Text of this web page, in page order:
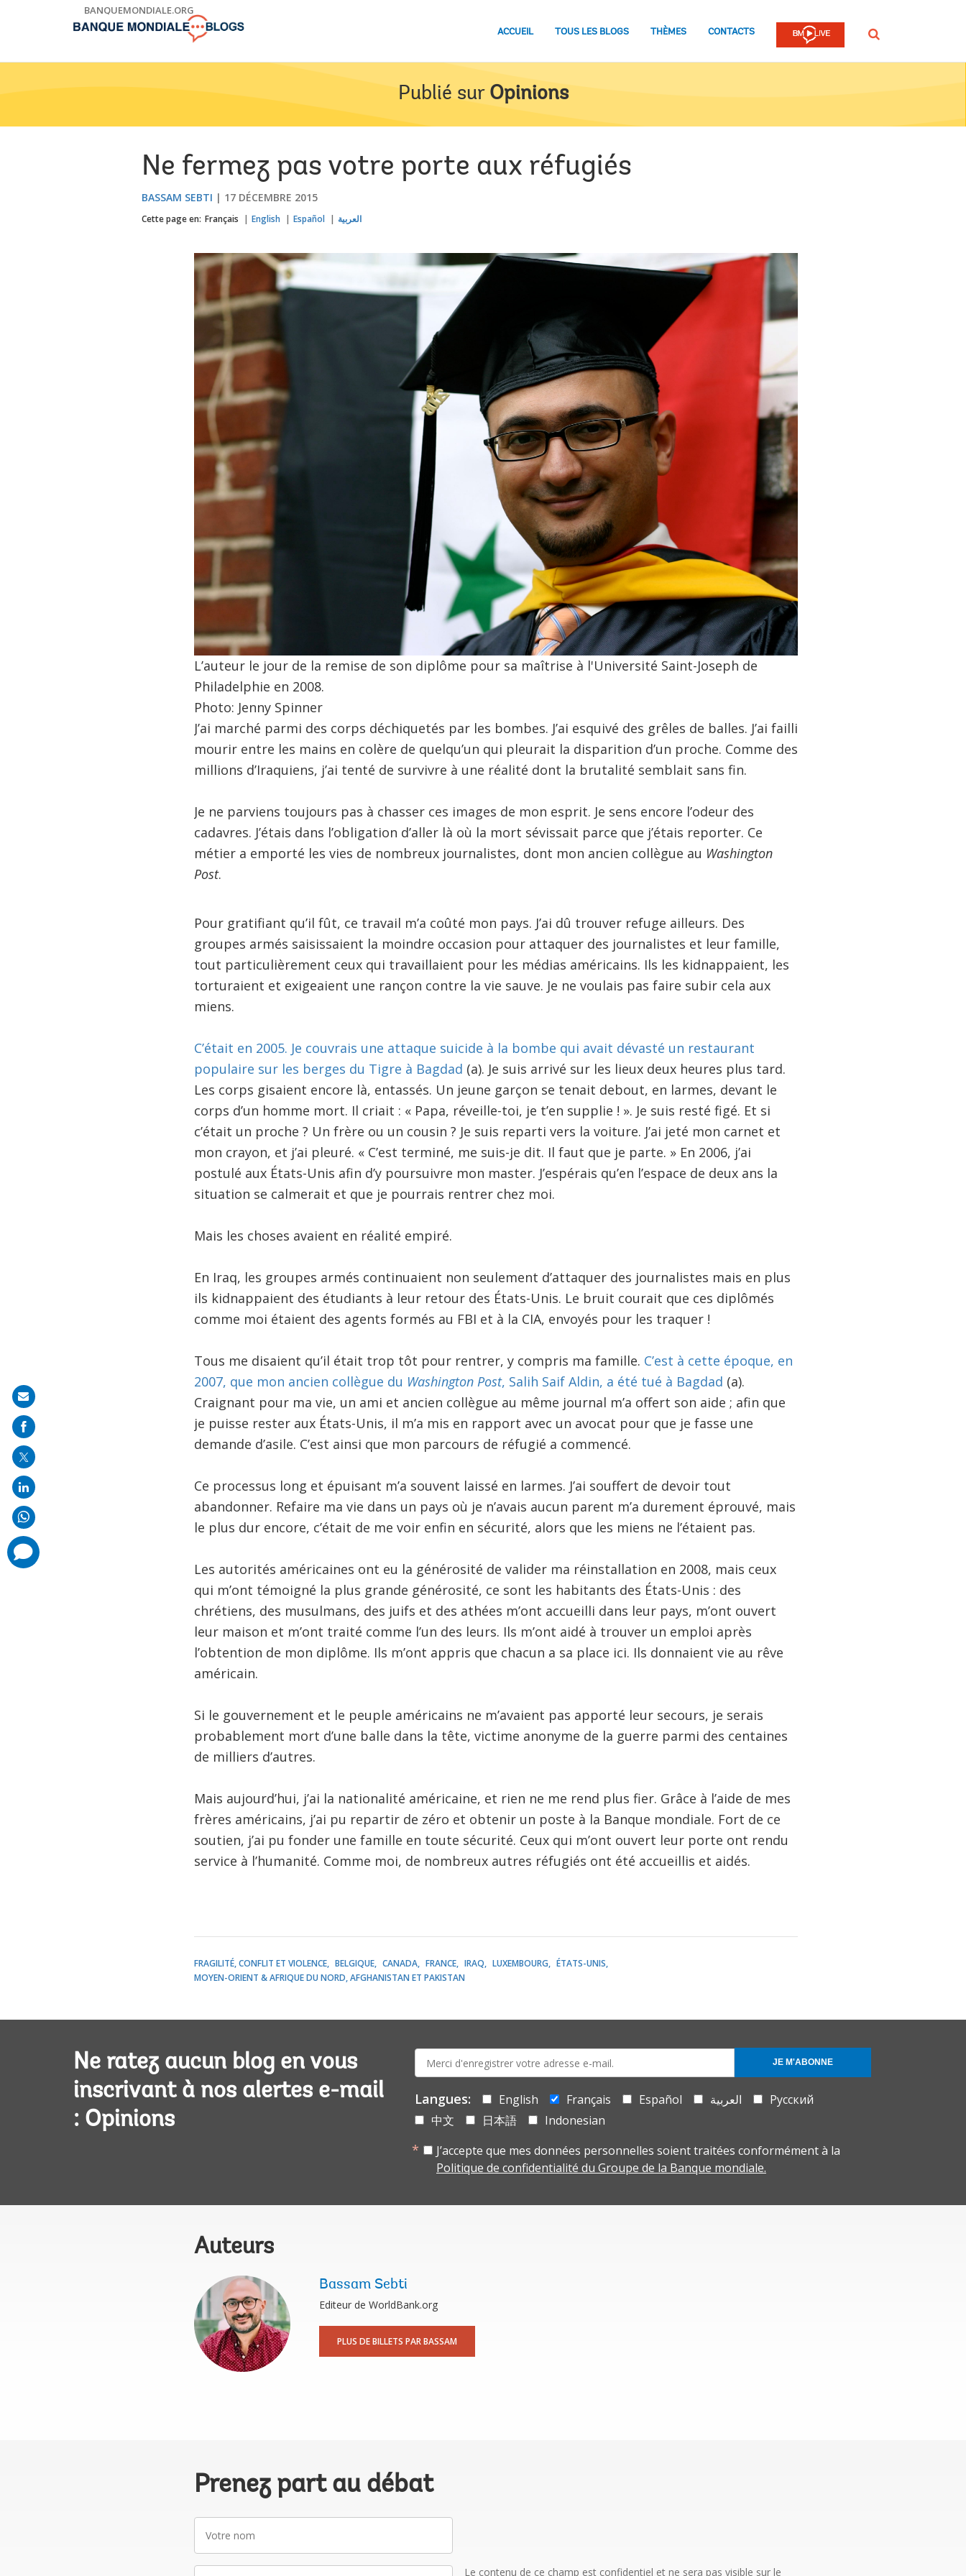
BANQUEMONDIALE.ORG
ACCUEIL TOUS LES BLOGS THÈMES CONTACTS Rechercher
Publié sur Opinions
Ne fermez pas votre porte aux réfugiés
BASSAM SEBTI 17 DÉCEMBRE 2015
Cette page en: Français English Español العربية
L’auteur le jour de la remise de son diplôme pour sa maîtrise à l'Université Saint-Joseph de
Philadelphie en 2008.
Photo: Jenny Spinner
J’ai marché parmi des corps déchiquetés par les bombes. J’ai esquivé des grêles de balles. J’ai failli
mourir entre les mains en colère de quelqu’un qui pleurait la disparition d’un proche. Comme des
millions d’Iraquiens, j’ai tenté de survivre à une réalité dont la brutalité semblait sans fin.
Je ne parviens toujours pas à chasser ces images de mon esprit. Je sens encore l’odeur des
cadavres. J’étais dans l’obligation d’aller là où la mort sévissait parce que j’étais reporter. Ce
métier a emporté les vies de nombreux journalistes, dont mon ancien collègue au Washington
Post.
Pour gratifiant qu’il fût, ce travail m’a coûté mon pays. J’ai dû trouver refuge ailleurs. Des
groupes armés saisissaient la moindre occasion pour attaquer des journalistes et leur famille,
tout particulièrement ceux qui travaillaient pour les médias américains. Ils les kidnappaient, les
torturaient et exigeaient une rançon contre la vie sauve. Je ne voulais pas faire subir cela aux
miens.
C’était en 2005. Je couvrais une attaque suicide à la bombe qui avait dévasté un restaurant
populaire sur les berges du Tigre à Bagdad (a). Je suis arrivé sur les lieux deux heures plus tard.
Les corps gisaient encore là, entassés. Un jeune garçon se tenait debout, en larmes, devant le
corps d’un homme mort. Il criait : « Papa, réveille-toi, je t’en supplie ! ». Je suis resté figé. Et si
c’était un proche ? Un frère ou un cousin ? Je suis reparti vers la voiture. J’ai jeté mon carnet et
mon crayon, et j’ai pleuré. « C’est terminé, me suis-je dit. Il faut que je parte. » En 2006, j’ai
postulé aux États-Unis afin d’y poursuivre mon master. J’espérais qu’en l’espace de deux ans la
situation se calmerait et que je pourrais rentrer chez moi.
Mais les choses avaient en réalité empiré.
En Iraq, les groupes armés continuaient non seulement d’attaquer des journalistes mais en plus
ils kidnappaient des étudiants à leur retour des États-Unis. Le bruit courait que ces diplômés
comme moi étaient des agents formés au FBI et à la CIA, envoyés pour les traquer !
Tous me disaient qu’il était trop tôt pour rentrer, y compris ma famille. C’est à cette époque, en
2007, que mon ancien collègue du Washington Post, Salih Saif Aldin, a été tué à Bagdad (a).
Craignant pour ma vie, un ami et ancien collègue au même journal m’a offert son aide ; afin que
je puisse rester aux États-Unis, il m’a mis en rapport avec un avocat pour que je fasse une
demande d’asile. C’est ainsi que mon parcours de réfugié a commencé.
Ce processus long et épuisant m’a souvent laissé en larmes. J’ai souffert de devoir tout
abandonner. Refaire ma vie dans un pays où je n’avais aucun parent m’a durement éprouvé, mais
le plus dur encore, c’était de me voir enfin en sécurité, alors que les miens ne l’étaient pas.
Les autorités américaines ont eu la générosité de valider ma réinstallation en 2008, mais ceux
qui m’ont témoigné la plus grande générosité, ce sont les habitants des États-Unis : des
chrétiens, des musulmans, des juifs et des athées m’ont accueilli dans leur pays, m’ont ouvert
leur maison et m’ont traité comme l’un des leurs. Ils m’ont aidé à trouver un emploi après
l’obtention de mon diplôme. Ils m’ont appris que chacun a sa place ici. Ils donnaient vie au rêve
américain.
Si le gouvernement et le peuple américains ne m’avaient pas apporté leur secours, je serais
probablement mort d’une balle dans la tête, victime anonyme de la guerre parmi des centaines
de milliers d’autres.
Mais aujourd’hui, j’ai la nationalité américaine, et rien ne me rend plus fier. Grâce à l’aide de mes
frères américains, j’ai pu repartir de zéro et obtenir un poste à la Banque mondiale. Fort de ce
soutien, j’ai pu fonder une famille en toute sécurité. Ceux qui m’ont ouvert leur porte ont rendu
service à l’humanité. Comme moi, de nombreux autres réfugiés ont été accueillis et aidés.
FRAGILITÉ, CONFLIT ET VIOLENCE BELGIQUE CANADA FRANCE IRAQ LUXEMBOURG
ÉTATS-UNIS
MOYEN-ORIENT & AFRIQUE DU NORD, AFGHANISTAN ET PAKISTAN
Ne ratez aucun blog en vous
inscrivant à nos alertes e-mail
: Opinions
mail:
Langues: English Français Español العربية
Русский
中文
日本語
Indonesian
J’accepte que mes données personnelles soient traitées conformément à la
Politique de confidentialité du Groupe de la Banque mondiale.
JE M'ABONNE
Auteurs
Bassam Sebti
Editeur de WorldBank.org
PLUS DE BILLETS PAR BASSAM
Prenez part au débat
nom
Le contenu de ce champ est confidentiel et ne sera pas visible sur le
Share
on
mail
comments
added